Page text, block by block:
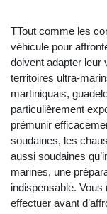
TTout comme les
véhicule pour
doivent adapter leur
territoires ultra-
martiniquais,
particulièrement
prémunir
soudaines, les
aussi soudaines
marines, une
indispensable. Vous
effectuer avant